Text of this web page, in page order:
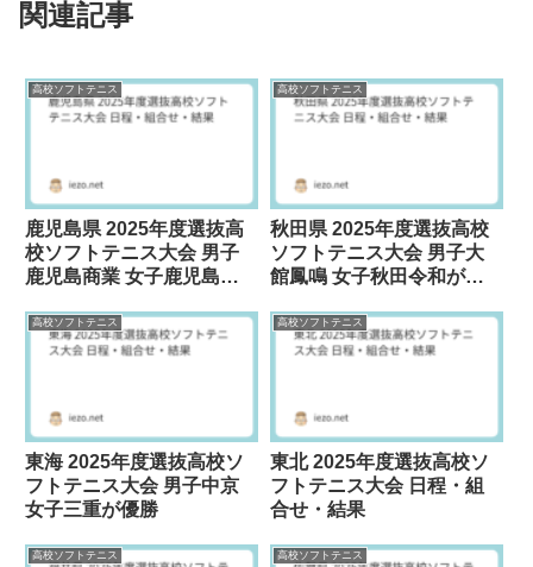
関連記事
高校ソフトテニス
鹿児島県 2025年度選抜高
校ソフトテニス大会 男子
鹿児島商業 女子鹿児島実
高校ソフトテニス
秋田県 2025年度選抜高校
ソフトテニス大会 男子大
館鳳鳴 女子秋田令和が優
高校ソフトテニス
東海 2025年度選抜高校ソ
フトテニス大会 男子中京
女子三重が優勝
高校ソフトテニス
東北 2025年度選抜高校ソ
フトテニス大会 日程・組
合せ・結果
高校ソフトテニス 高校ソフトテニス